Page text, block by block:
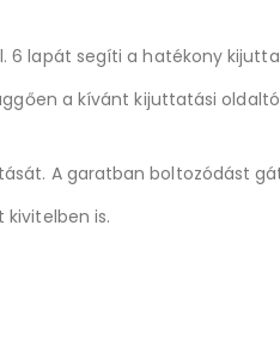
6 lapát segíti a hatékony
a kívánt kijuttatási
A garatban boltozódást
is.